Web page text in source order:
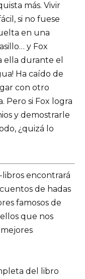
más. Vivir
si no fuese
en una
y Fox
ella durante el
Ha caído de
con otro
Pero si Fox logra
y demostrarle
¿quizá lo
encontrará
de hadas
famosos de
que nos
del libro